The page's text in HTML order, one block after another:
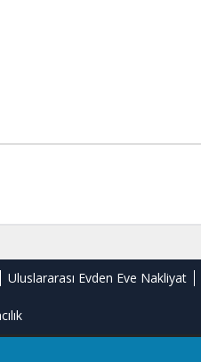
Uluslararası Evden Eve Nakliyat